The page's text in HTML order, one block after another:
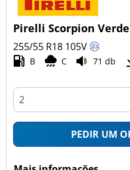
Pirelli Scorpion
255/55 R18 105V
B C 71 db
PEDIR UM